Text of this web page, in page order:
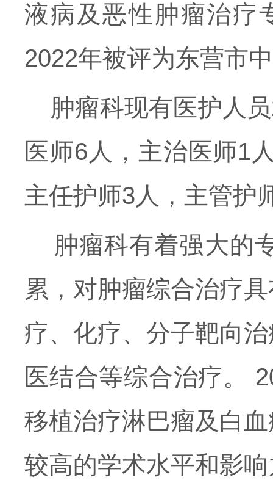
液病及恶性肿瘤治疗
2022年被评为东营市
肿瘤科现有医护人
医师6人，主治医师1
主任护师3人，主管护
肿瘤科有着强大的
累，对肿瘤综合治疗
疗、化疗、分子靶向
医结合等综合治疗。
移植治疗淋巴瘤及白
较高的学术水平和影